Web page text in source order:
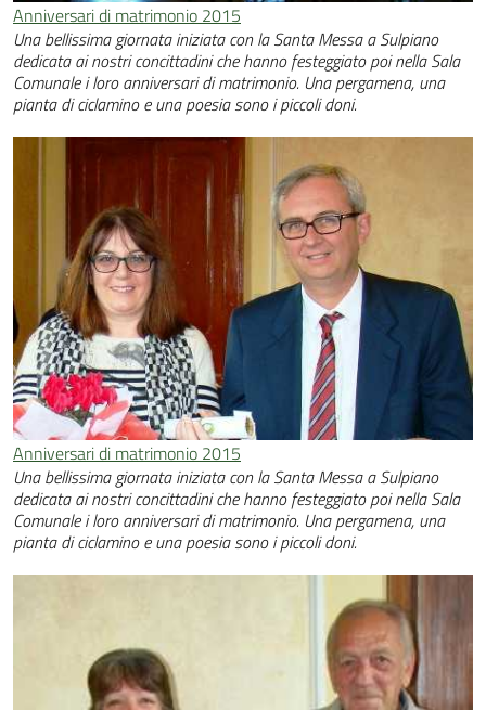
Anniversari di matrimonio 2015
Una bellissima giornata iniziata con la Santa Messa a Sulpiano
dedicata ai nostri concittadini che hanno festeggiato poi nella Sala
Comunale i loro anniversari di matrimonio. Una pergamena, una
pianta di ciclamino e una poesia sono i piccoli doni.
Anniversari di matrimonio 2015
Una bellissima giornata iniziata con la Santa Messa a Sulpiano
dedicata ai nostri concittadini che hanno festeggiato poi nella Sala
Comunale i loro anniversari di matrimonio. Una pergamena, una
pianta di ciclamino e una poesia sono i piccoli doni.